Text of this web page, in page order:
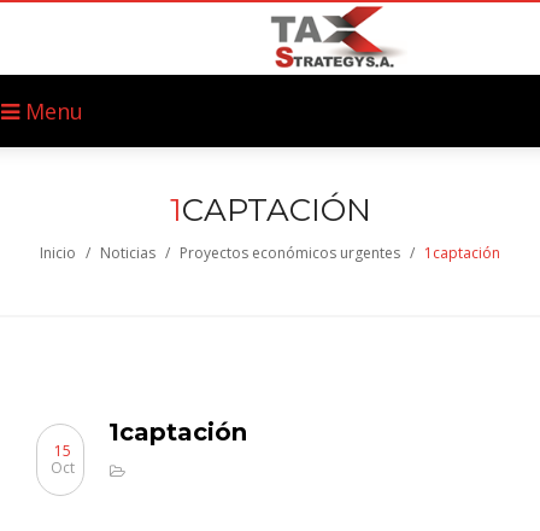
Menu
1CAPTACIÓN
Inicio / Noticias / Proyectos económicos urgentes / 1captación
1captación
15
Oct